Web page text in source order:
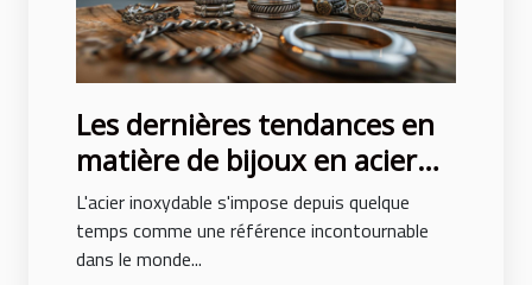
Les dernières tendances en
matière de bijoux en acier
inoxydable
L'acier inoxydable s'impose depuis quelque
temps comme une référence incontournable
dans le monde...